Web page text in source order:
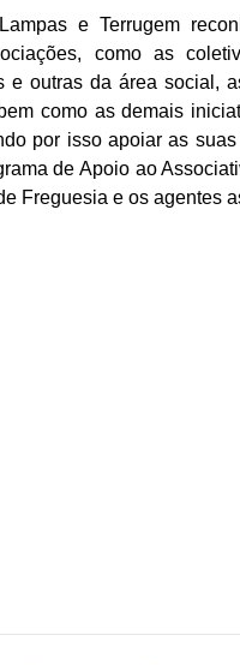
e Terrugem
como as
e outras da área social,
como as demais
por isso apoiar as
de Apoio ao
Freguesia e os agentes